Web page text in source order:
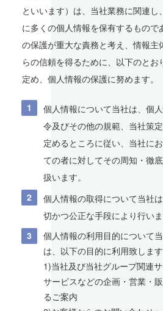
といいます）は、当社業務に関連し
に多くの個人情報を保有するもので
の保護が重大な責務と考え、情報主
らの信頼を得るために、以下のとお
定め、個人情報の保護に努めます。
個人情報について当社は、個
令及びその他の規範、当社策
定めるところに従い、当社に
ての者に対してその周知・徹
扱います。
個人情報の取得について当社
切かつ公正な手段により行いま
個人情報の利用目的について
は、以下の目的に利用致します
1)当社及び当社グループ関連
サービスなどの企画・営業・
るご案内